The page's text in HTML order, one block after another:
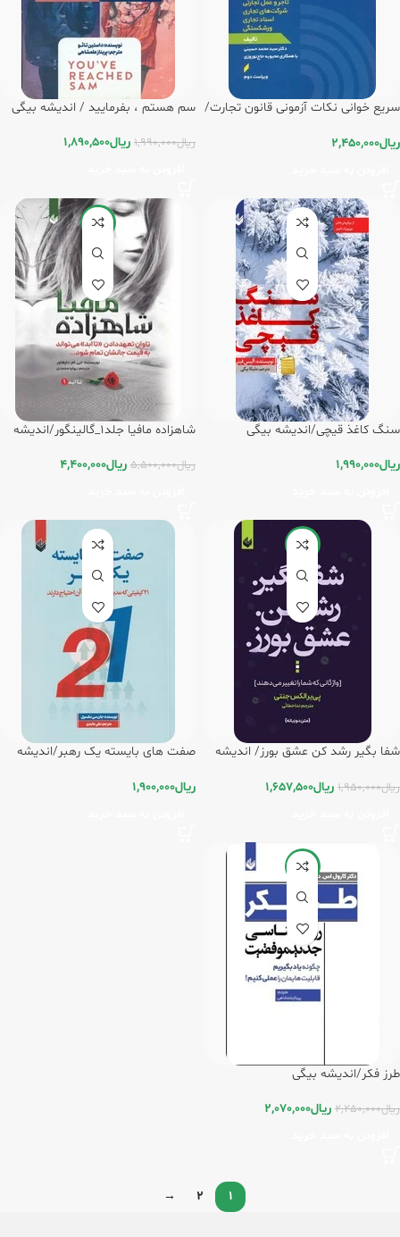
سریع خوانی نکات آزمونی قانون تجارت/
ریال2,450,000
سم هستم ، بفرمایید / اندیشه بیگی
ریال1,990,000 ریال1,890,500
سنگ کاغذ قیچی/اندیشه بیگی
ریال1,990,000
-20%
شاهزاده مافیا جلد1_گالینگور/اندیشه
ریال5,500,000 ریال4,400,000
-15%
شفا بگیر رشد کن عشق بورز/ اندیشه
ریال1,950,000 ریال1,657,500
صفت های بایسته یک رهبر/اندیشه
ریال1,900,000
-8%
طرز فکر/اندیشه بیگی
ریال2,250,000 ریال2,070,000
1
2
→